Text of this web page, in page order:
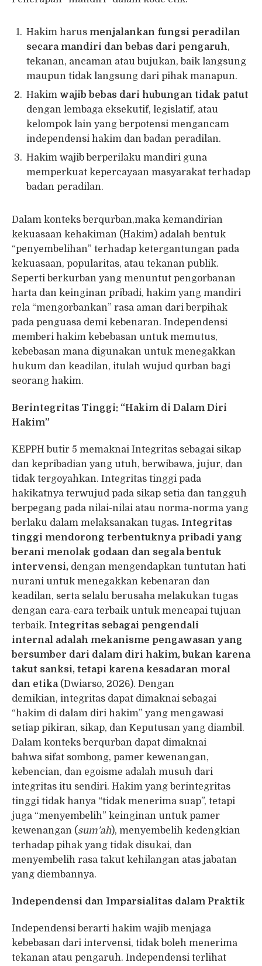
Hakim harus menjalankan fungsi peradilan
secara mandiri dan bebas dari pengaruh,
tekanan, ancaman atau bujukan, baik langsung
maupun tidak langsung dari pihak manapun.
Hakim wajib bebas dari hubungan tidak patut
dengan lembaga eksekutif, legislatif, atau
kelompok lain yang berpotensi mengancam
independensi hakim dan badan peradilan.
Hakim wajib berperilaku mandiri guna
memperkuat kepercayaan masyarakat terhadap
badan peradilan.
Dalam konteks berqurban,maka kemandirian
kekuasaan kehakiman (Hakim) adalah bentuk
“penyembelihan” terhadap ketergantungan pada
kekuasaan, popularitas, atau tekanan publik.
Seperti berkurban yang menuntut pengorbanan
harta dan keinginan pribadi, hakim yang mandiri
rela “mengorbankan” rasa aman dari berpihak
pada penguasa demi kebenaran. Independensi
memberi hakim kebebasan untuk memutus,
kebebasan mana digunakan untuk menegakkan
hukum dan keadilan, itulah wujud qurban bagi
seorang hakim.
Berintegritas Tinggi: “Hakim di Dalam Diri
Hakim”
KEPPH butir 5 memaknai Integritas sebagai sikap
dan kepribadian yang utuh, berwibawa, jujur, dan
tidak tergoyahkan. Integritas tinggi pada
hakikatnya terwujud pada sikap setia dan tangguh
berpegang pada nilai-nilai atau norma-norma yang
berlaku dalam melaksanakan tugas. Integritas
tinggi mendorong terbentuknya pribadi yang
berani menolak godaan dan segala bentuk
intervensi, dengan mengendapkan tuntutan hati
nurani untuk menegakkan kebenaran dan
keadilan, serta selalu berusaha melakukan tugas
dengan cara-cara terbaik untuk mencapai tujuan
terbaik. Integritas sebagai pengendali
internal adalah mekanisme pengawasan yang
bersumber dari dalam diri hakim, bukan karena
takut sanksi, tetapi karena kesadaran moral
dan etika(Dwiarso, 2026). Dengan
demikian, integritas dapat dimaknai sebagai
“hakim di dalam diri hakim” yang mengawasi
setiap pikiran, sikap, dan Keputusan yang diambil.
Dalam konteks berqurban dapat dimaknai
bahwa sifat sombong, pamer kewenangan,
kebencian, dan egoisme adalah musuh dari
integritas itu sendiri. Hakim yang berintegritas
tinggi tidak hanya “tidak menerima suap”, tetapi
juga “menyembelih” keinginan untuk pamer
kewenangan (sum’ah), menyembelih kedengkian
terhadap pihak yang tidak disukai, dan
menyembelih rasa takut kehilangan atas jabatan
yang diembannya.
Independensi dan Imparsialitas dalam Praktik
Independensi berarti hakim wajib menjaga
kebebasan dari intervensi, tidak boleh menerima
tekanan atau pengaruh. Independensi terlihat